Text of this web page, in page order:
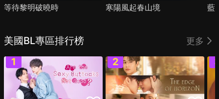
等待黎明破曉時 寒陽風起春山境 藍
美國BL專區排行榜 更多